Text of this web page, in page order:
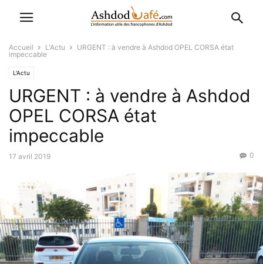
Accueil L'Actu
URGENT : à vendre à Ashdod OPEL CORSA état
impeccable
L'Actu
URGENT : à vendre à Ashdod
OPEL CORSA état
impeccable
17 avril 2019 0